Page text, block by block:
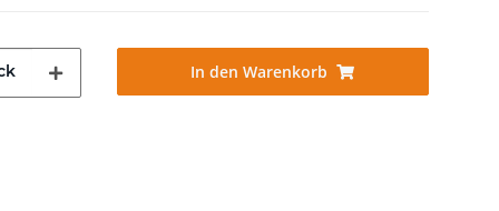
In den Warenkorb